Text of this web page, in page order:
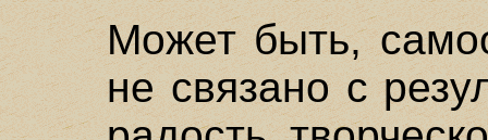
Может быть,
не связано с